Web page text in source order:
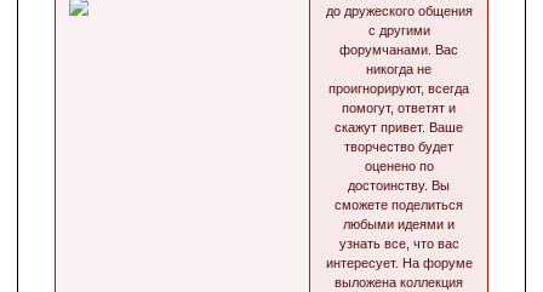
до дружеского общения
с другими
форумчанами. Вас
никогда не
проигнорируют, всегда
помогут, ответят и
скажут привет. Ваше
творчество будет
оценено по
достоинству. Вы
сможете поделиться
любыми идеями и
узнать все, что вас
интересует. На форуме
выложена коллекция